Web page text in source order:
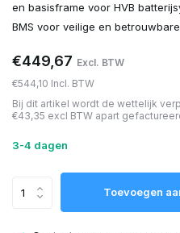
en basisframe voor HVB
BMS voor veilige en
€449,67 Excl. BTW
€544,10 Incl. BTW
Bij dit artikel wordt de wettelijk
€43,35 excl BTW apart
3-4 dagen
Toevoegen